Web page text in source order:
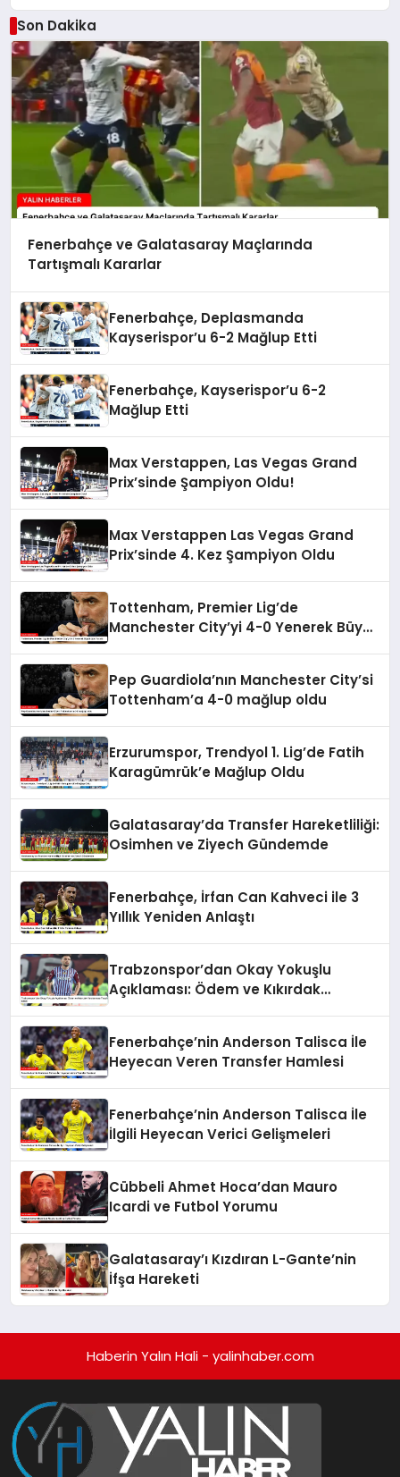
Son Dakika
Fenerbahçe ve Galatasaray Maçlarında
Tartışmalı Kararlar
Fenerbahçe, Deplasmanda
Kayserispor’u 6-2 Mağlup Etti
Fenerbahçe, Kayserispor’u 6-2
Mağlup Etti
Max Verstappen, Las Vegas Grand
Prix’sinde Şampiyon Oldu!
Max Verstappen Las Vegas Grand
Prix’sinde 4. Kez Şampiyon Oldu
Tottenham, Premier Lig’de
Manchester City’yi 4-0 Yenerek Büyük
Pep Guardiola’nın Manchester City’si
Tottenham’a 4-0 mağlup oldu
Erzurumspor, Trendyol 1. Lig’de Fatih
Karagümrük’e Mağlup Oldu
Galatasaray’da Transfer Hareketliliği:
Osimhen ve Ziyech Gündemde
Fenerbahçe, İrfan Can Kahveci ile 3
Yıllık Yeniden Anlaştı
Trabzonspor’dan Okay Yokuşlu
Açıklaması: Ödem ve Kıkırdak
Fenerbahçe’nin Anderson Talisca İle
Heyecan Veren Transfer Hamlesi
Fenerbahçe’nin Anderson Talisca İle
İlgili Heyecan Verici Gelişmeleri
Cübbeli Ahmet Hoca’dan Mauro
Icardi ve Futbol Yorumu
Galatasaray’ı Kızdıran L-Gante’nin
İfşa Hareketi
Haberin Yalın Hali - yalinhaber.com